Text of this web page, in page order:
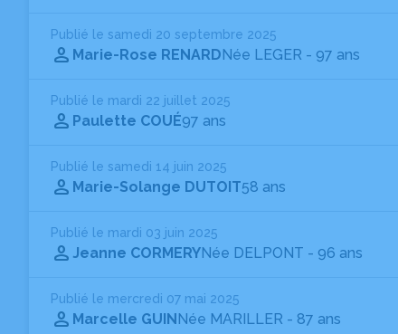
Publié le samedi 20 septembre 2025
Marie-Rose RENARDNée LEGER - 97 ans
Publié le mardi 22 juillet 2025
Paulette COUÉ97 ans
Publié le samedi 14 juin 2025
Marie-Solange DUTOIT58 ans
Publié le mardi 03 juin 2025
Jeanne CORMERYNée DELPONT - 96 ans
Publié le mercredi 07 mai 2025
Marcelle GUINNée MARILLER - 87 ans